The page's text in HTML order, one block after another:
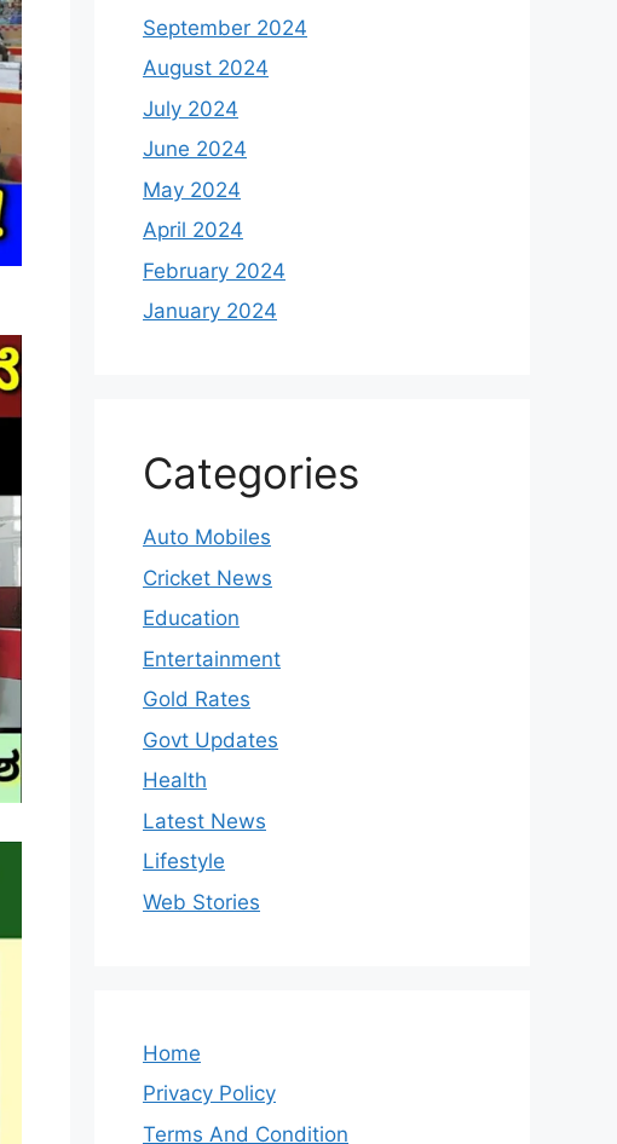
September 2024
August 2024
July 2024
June 2024
May 2024
April 2024
February 2024
January 2024
Categories
Auto Mobiles
Cricket News
Education
Entertainment
Gold Rates
Govt Updates
Health
Latest News
Lifestyle
Web Stories
Home
Privacy Policy
Terms And Condition